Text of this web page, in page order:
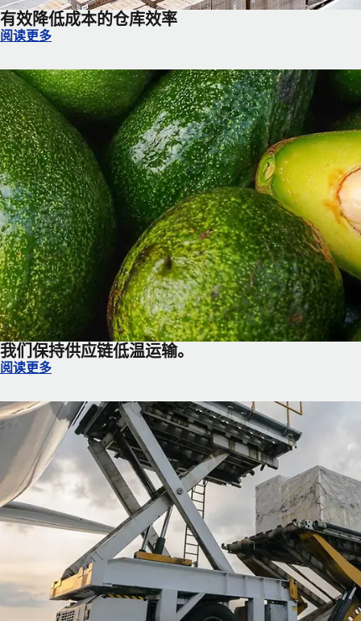
有效降低成本的仓库效率
有效降低成本的仓库效率
阅读更多
我们保持供应链低温运输。
我们保持供应链低温运输。
阅读更多